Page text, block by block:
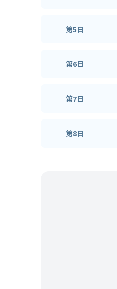
第5日
第6日
第7日
第8日